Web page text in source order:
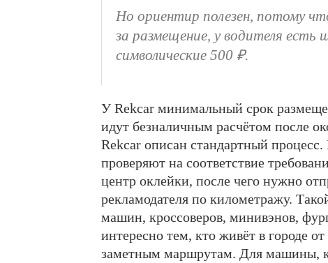
Но ориентир полезен, потому
за размещение, у водителя
символические 500 ₽.
У Rekcar минимальный срок
идут безналичным расчётом после
Rekcar описан стандартный процесс.
проверяют на соответствие
центр оклейки, после чего нужно
рекламодателя по километражу.
машин, кроссоверов, минивэнов,
интересно тем, кто живёт в городе
заметным маршрутам. Для машины,